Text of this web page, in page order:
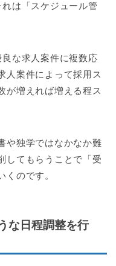
は「スケジュール管
な求人案件に複数応
人案件によって採用ス
が増えれば増える程ス
や独学ではなかなか難
してもらうことで「受
くのです。
な日程調整を行